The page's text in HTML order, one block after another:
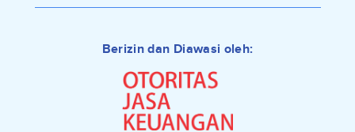
Berizin dan Diawasi oleh: